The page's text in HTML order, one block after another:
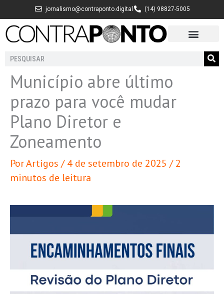
para
jornalismo@contraponto.digital (14) 98827-5005
Pesquisar
Município abre último
prazo para você mudar
Plano Diretor e
Zoneamento
PorArtigos /4 de setembro de 2025 /2
minutos de leitura